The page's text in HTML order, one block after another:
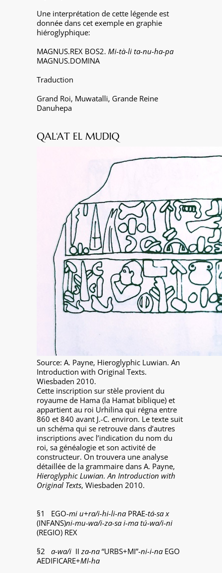
Une interprétation de cette légende est
donnée dans cet exemple en graphie
hiéroglyphique:
MAGNUS.REX BOS2. Mi-tà-li ta-nu-ha-pa
MAGNUS.DOMINA
Traduction
Grand Roi, Muwatalli, Grande Reine
Danuhepa
QAL‘AT EL MUDIQ
Source: A. Payne, Hieroglyphic Luwian. An
Introduction with Original Texts.
Wiesbaden 2010.
Cette inscription sur stèle provient du
royaume de Hama (la Hamat biblique) et
appartient au roi Urhilina qui régna entre
860 et 840 avant J.-C. environ. Le texte suit
un schéma qui se retrouve dans d’autres
inscriptions avec l’indication du nom du
roi, sa généalogie et son activité de
constructeur. On trouvera une analyse
détaillée de la grammaire dans A. Payne,
Hieroglyphic Luwian. An Introduction with
Original Texts, Wiesbaden 2010.
§1 EGO-mi u+ra/i-hi-li-na PRAE-tá-sa x
(INFANS)ni-mu-wa/i-za-sa i-ma tú-wa/i-ni
(REGIO) REX
§2 a-wa/i IIza-na “URBS+MI”-ni-i-na EGO
AEDIFICARE+MI-ha